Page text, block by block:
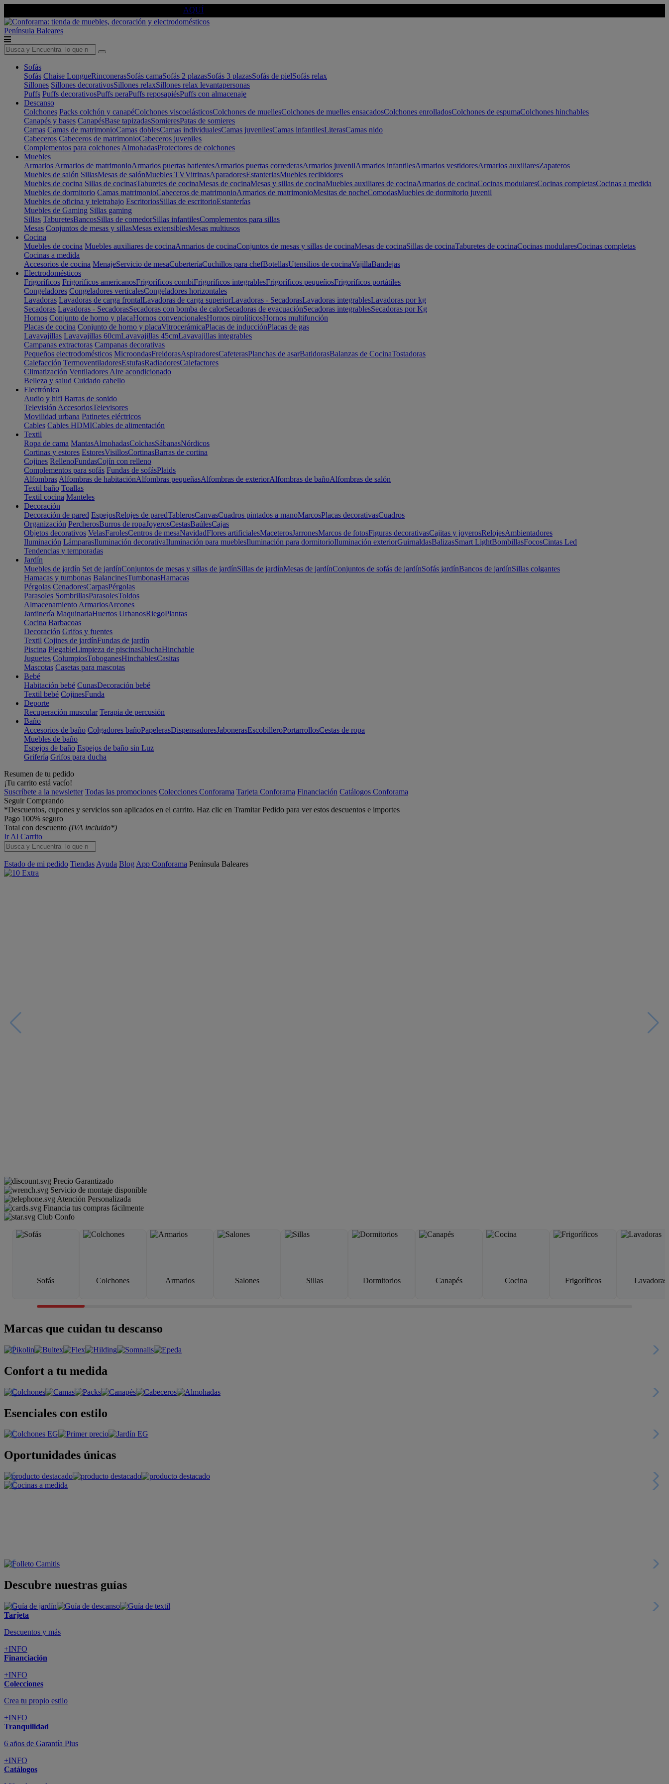
AQUÍ
Península Baleares
Sofás
Sofás Chaise LongueRinconerasSofás camaSofás 2 plazasSofás 3 plazasSofás de pielSofás relax
Sillones Sillones decorativosSillones relaxSillones relax levantapersonas
Puffs Puffs decorativosPuffs peraPuffs reposapiésPuffs con almacenaje
Descanso
Colchones Packs colchón y canapéColchones viscoelásticosColchones de muellesColchones de muelles ensacadosColchones enrolladosColchones de espumaColchones hinchables
Canapés y bases CanapésBase tapizadasSomieresPatas de somieres
Camas Camas de matrimonioCamas doblesCamas individualesCamas juvenilesCamas infantilesLiterasCamas nido
Cabeceros Cabeceros de matrimonioCabeceros juveniles
Complementos para colchones AlmohadasProtectores de colchones
Muebles
Armarios Armarios de matrimonioArmarios puertas batientesArmarios puertas correderasArmarios juvenilArmarios infantilesArmarios vestidoresArmarios auxiliaresZapateros
Muebles de salón SillasMesas de salónMuebles TVVitrinasAparadoresEstanteriasMuebles recibidores
Muebles de cocina Sillas de cocinasTaburetes de cocinaMesas de cocinaMesas y sillas de cocinaMuebles auxiliares de cocinaArmarios de cocinaCocinas modularesCocinas completasCocinas a medida
Muebles de dormitorio Camas matrimonioCabeceros de matrimonioArmarios de matrimonioMesitas de nocheComodasMuebles de dormitorio juvenil
Muebles de oficina y teletrabajo EscritoriosSillas de escritorioEstanterías
Muebles de Gaming Sillas gaming
Sillas TaburetesBancosSillas de comedorSillas infantilesComplementos para sillas
Mesas Conjuntos de mesas y sillasMesas extensiblesMesas multiusos
Cocina
Muebles de cocina Muebles auxiliares de cocinaArmarios de cocinaConjuntos de mesas y sillas de cocinaMesas de cocinaSillas de cocinaTaburetes de cocinaCocinas modularesCocinas completas
Cocinas a medida
Accesorios de cocina MenajeServicio de mesaCuberteríaCuchillos para chefBotellasUtensilios de cocinaVajillaBandejas
Electrodomésticos
Frigoríficos Frigoríficos americanosFrigoríficos combiFrigoríficos integrablesFrigoríficos pequeñosFrigoríficos portátiles
Congeladores Congeladores verticalesCongeladores horizontales
Lavadoras Lavadoras de carga frontalLavadoras de carga superiorLavadoras - SecadorasLavadoras integrablesLavadoras por kg
Secadoras Lavadoras - SecadorasSecadoras con bomba de calorSecadoras de evacuaciónSecadoras integrablesSecadoras por Kg
Hornos Conjunto de horno y placaHornos convencionalesHornos pirolíticosHornos multifunción
Placas de cocina Conjunto de horno y placaVitrocerámicaPlacas de inducciónPlacas de gas
Lavavajillas Lavavajillas 60cmLavavajillas 45cmLavavajillas integrables
Campanas extractoras Campanas decorativas
Pequeños electrodomésticos MicroondasFreidorasAspiradoresCafeterasPlanchas de asarBatidorasBalanzas de CocinaTostadoras
Calefacción TermoventiladoresEstufasRadiadoresCalefactores
Climatización Ventiladores Aire acondicionado
Belleza y salud Cuidado cabello
Electrónica
Audio y hifi Barras de sonido
Televisión AccesoriosTelevisores
Movilidad urbana Patinetes eléctricos
Cables Cables HDMICables de alimentación
Textil
Ropa de cama MantasAlmohadasColchasSábanasNórdicos
Cortinas y estores EstoresVisillosCortinasBarras de cortina
Cojines RellenoFundasCojín con relleno
Complementos para sofás Fundas de sofásPlaids
Alfombras Alfombras de habitaciónAlfombras pequeñasAlfombras de exteriorAlfombras de bañoAlfombras de salón
Textil baño Toallas
Textil cocina Manteles
Decoración
Decoración de pared EspejosRelojes de paredTablerosCanvasCuadros pintados a manoMarcosPlacas decorativasCuadros
Organización PercherosBurros de ropaJoyerosCestasBaúlesCajas
Objetos decorativos VelasFarolesCentros de mesaNavidadFlores artificialesMaceterosJarronesMarcos de fotosFiguras decorativasCajitas y joyerosRelojesAmbientadores
Iluminación LámparasIluminación decorativaIluminación para mueblesIluminación para dormitorioIluminación exteriorGuirnaldasBalizasSmart LightBombillasFocosCintas Led
Tendencias y temporadas
Jardín
Muebles de jardín Set de jardínConjuntos de mesas y sillas de jardínSillas de jardínMesas de jardínConjuntos de sofás de jardínSofás jardínBancos de jardínSillas colgantes
Hamacas y tumbonas BalancinesTumbonasHamacas
Pérgolas CenadoresCarpasPérgolas
Parasoles SombrillasParasolesToldos
Almacenamiento ArmariosArcones
Jardinería MaquinariaHuertos UrbanosRiegoPlantas
Cocina Barbacoas
Decoración Grifos y fuentes
Textil Cojines de jardínFundas de jardín
Piscina PlegableLimpieza de piscinasDuchaHinchable
Juguetes ColumpiosToboganesHinchablesCasitas
Mascotas Casetas para mascotas
Bebé
Habitación bebé CunasDecoración bebé
Textil bebé CojinesFunda
Deporte
Recuperación muscular Terapia de percusión
Baño
Accesorios de baño Colgadores bañoPapelerasDispensadoresJabonerasEscobilleroPortarrollosCestas de ropa
Muebles de baño
Espejos de baño Espejos de baño sin Luz
Grifería Grifos para ducha
Resumen de tu pedido
¡Tu carrito está vacío!
Suscríbete a la newsletter Todas las promociones Colecciones Conforama Tarjeta Conforama Financiación Catálogos Conforama
Seguir Comprando
*Descuentos, cupones y servicios son aplicados en el carrito. Haz clic en Tramitar Pedido para ver estos descuentos e importes
Pago 100% seguro
Total con descuento (IVA incluido*)
Ir Al Carrito
Estado de mi pedido Tiendas Ayuda Blog App Conforama Península Baleares
Precio Garantizado
Servicio de montaje disponible
Atención Personalizada
Financia tus compras fácilmente
Club Confo
Sofás Colchones Armarios Salones Sillas Dormitorios Canapés Cocina Frigoríficos Lavadoras
Marcas que cuidan tu descanso
Confort a tu medida
Esenciales con estilo
Oportunidades únicas
Descubre nuestras guías
Tarjeta
Descuentos y más
+INFO
Financiación
+INFO
Colecciones
Crea tu propio estilo
+INFO
Tranquilidad
6 años de Garantía Plus
+INFO
Catálogos